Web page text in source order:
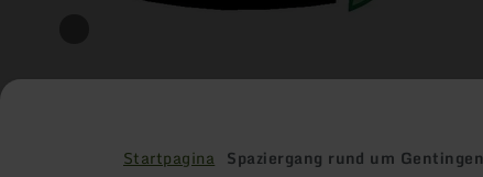
Startpagina Spaziergang rund um Gentingen